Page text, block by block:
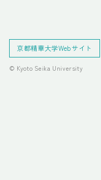
京都精華大学Webサイト
© Kyoto Seika University